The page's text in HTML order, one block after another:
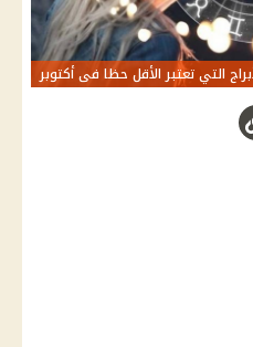
التي تعتبر الأقل حظا فى أكتوبر